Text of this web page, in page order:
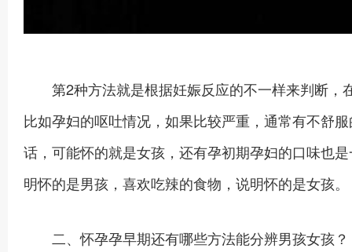
第2种方法就是根据妊娠反应的不一样来判断，
比如孕妇的呕吐情况，如果比较严重，通常有不舒
话，可能怀的就是女孩，还有孕初期孕妇的口味也
明怀的是男孩，喜欢吃辣的食物，说明怀的是女孩。
二、怀孕孕早期还有哪些方法能分辨男孩女孩？